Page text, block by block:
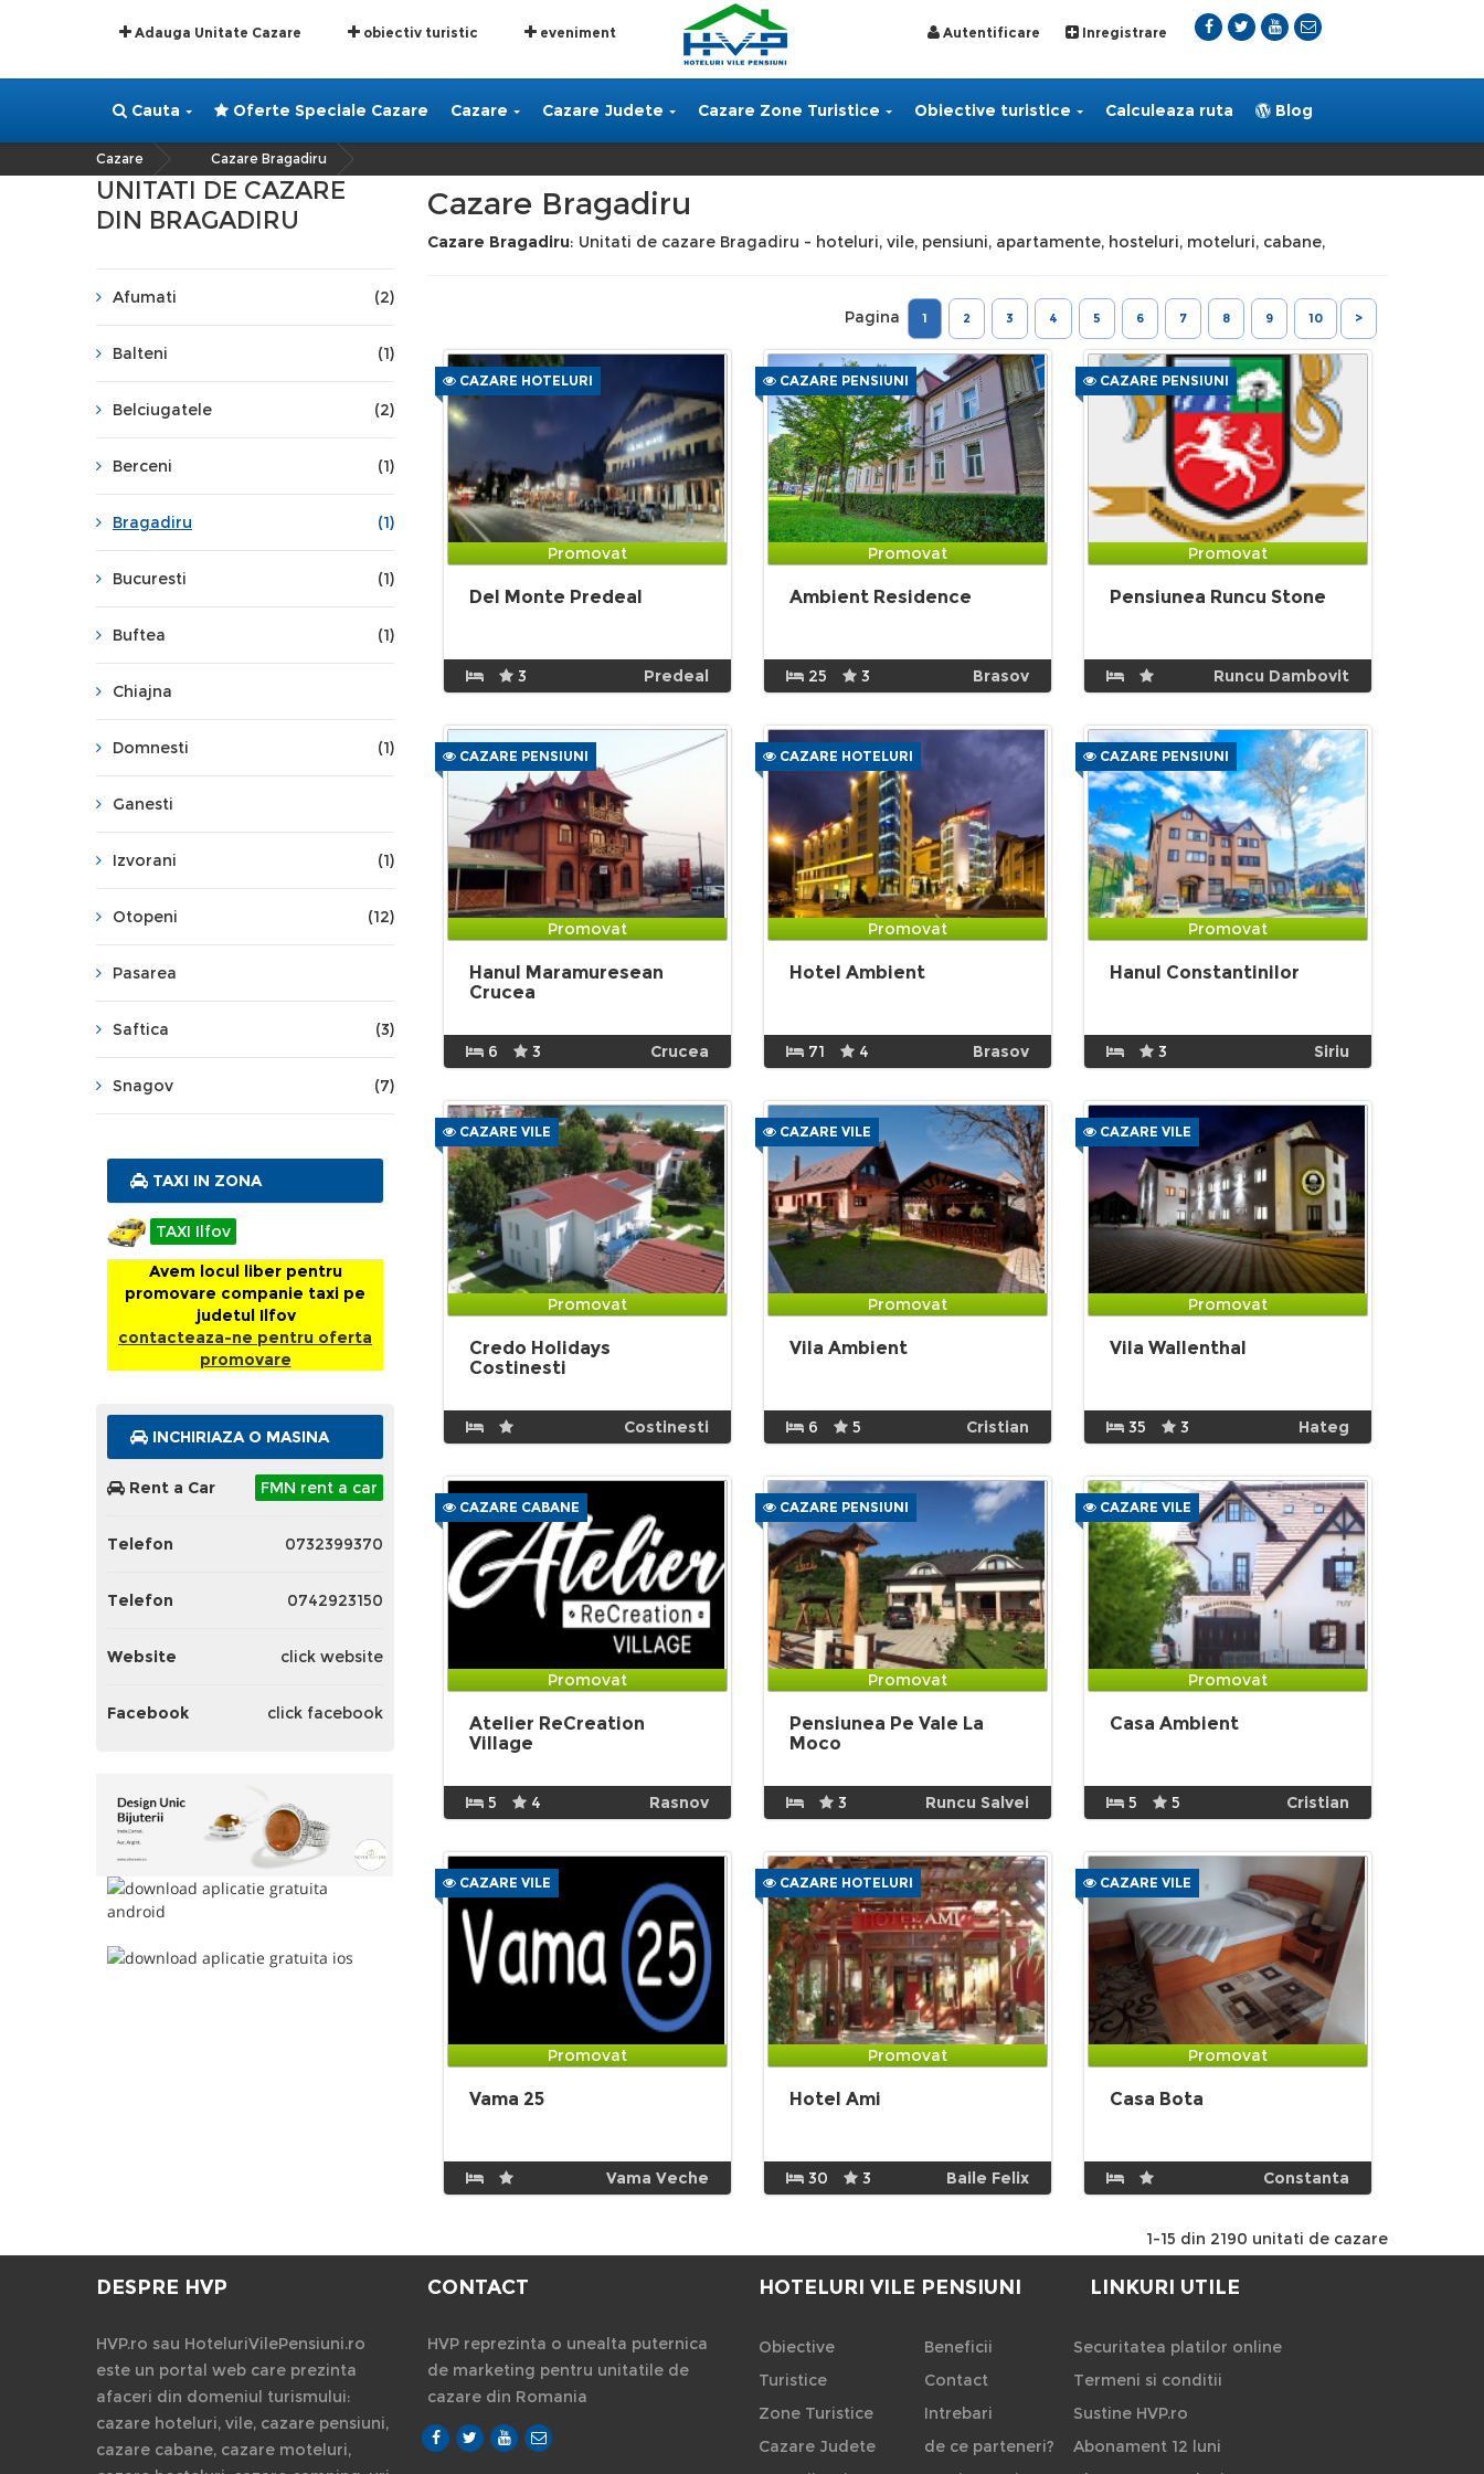
Adauga Unitate Cazare obiectiv turistic eveniment Autentificare Inregistrare
Cauta Oferte Speciale Cazare Cazare Cazare Judete Cazare Zone Turistice Obiective turistice Calculeaza ruta Blog
Cazare Cazare Bragadiru
UNITATI DE CAZARE
DIN BRAGADIRU
Afumati (2)
Balteni (1)
Belciugatele (2)
Berceni (1)
Bragadiru (1)
Bucuresti (1)
Buftea (1)
Chiajna
Domnesti (1)
Ganesti
Izvorani (1)
Otopeni (12)
Pasarea
Saftica (3)
Snagov (7)
TAXI IN ZONA
TAXI Ilfov
Avem locul liber pentru
promovare companie taxi pe
judetul Ilfov
contacteaza-ne pentru oferta
promovare
INCHIRIAZA O MASINA
Rent a Car FMN rent a car
Telefon 0732399370
Telefon 0742923150
Website click website
Facebook click facebook
Cazare Bragadiru
Cazare Bragadiru: Unitati de cazare Bragadiru - hoteluri, vile, pensiuni, apartamente, hosteluri, moteluri, cabane,
Pagina 1 2 3 4 5 6 7 8 9 10 >
CAZARE HOTELURI
Promovat
Del Monte Predeal
3 Predeal
CAZARE PENSIUNI
Promovat
Ambient Residence
25 3 Brasov
CAZARE PENSIUNI
Promovat
Pensiunea Runcu Stone
Runcu Dambovit
CAZARE PENSIUNI
Promovat
Hanul Maramuresean
Crucea
6 3 Crucea
CAZARE HOTELURI
Promovat
Hotel Ambient
71 4 Brasov
CAZARE PENSIUNI
Promovat
Hanul Constantinilor
3 Siriu
CAZARE VILE
Promovat
Credo Holidays
Costinesti
Costinesti
CAZARE VILE
Promovat
Vila Ambient
6 5 Cristian
CAZARE VILE
Promovat
Vila Wallenthal
35 3 Hateg
CAZARE CABANE
Promovat
Atelier ReCreation
Village
5 4 Rasnov
CAZARE PENSIUNI
Promovat
Pensiunea Pe Vale La
Moco
3 Runcu Salvei
CAZARE VILE
Promovat
Casa Ambient
5 5 Cristian
CAZARE VILE
Promovat
Vama 25
Vama Veche
CAZARE HOTELURI
Promovat
Hotel Ami
30 3 Baile Felix
CAZARE VILE
Promovat
Casa Bota
Constanta
1-15 din 2190 unitati de cazare
DESPRE HVP
HVP.ro sau HoteluriVilePensiuni.ro
este un portal web care prezinta
afaceri din domeniul turismului:
cazare hoteluri, vile, cazare pensiuni,
cazare cabane, cazare moteluri,
CONTACT
HVP reprezinta o unealta puternica
de marketing pentru unitatile de
cazare din Romania
HOTELURI VILE PENSIUNI
Obiective
Turistice
Zone Turistice
Cazare Judete
Beneficii
Contact
Intrebari
de ce parteneri?
LINKURI UTILE
Securitatea platilor online
Termeni si conditii
Sustine HVP.ro
Abonament 12 luni